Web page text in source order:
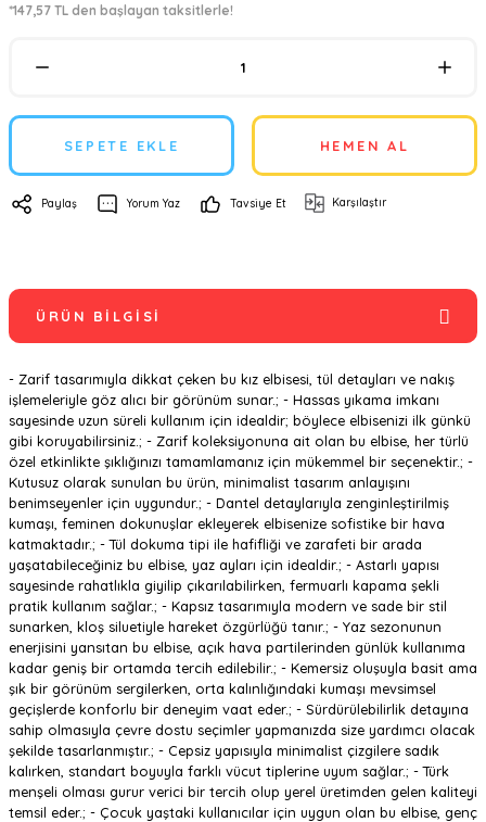
*147,57 TL den başlayan taksitlerle!
SEPETE EKLE HEMEN AL
Paylaş Yorum Yaz Tavsiye Et Karşılaştır
ÜRÜN BILGISI
- Zarif tasarımıyla dikkat çeken bu kız elbisesi, tül detayları ve nakış
işlemeleriyle göz alıcı bir görünüm sunar.; - Hassas yıkama imkanı
sayesinde uzun süreli kullanım için idealdir; böylece elbisenizi ilk günkü
gibi koruyabilirsiniz.; - Zarif koleksiyonuna ait olan bu elbise, her türlü
özel etkinlikte şıklığınızı tamamlamanız için mükemmel bir seçenektir.; -
Kutusuz olarak sunulan bu ürün, minimalist tasarım anlayışını
benimseyenler için uygundur.; - Dantel detaylarıyla zenginleştirilmiş
kumaşı, feminen dokunuşlar ekleyerek elbisenize sofistike bir hava
katmaktadır.; - Tül dokuma tipi ile hafifliği ve zarafeti bir arada
yaşatabileceğiniz bu elbise, yaz ayları için idealdir.; - Astarlı yapısı
sayesinde rahatlıkla giyilip çıkarılabilirken, fermuarlı kapama şekli
pratik kullanım sağlar.; - Kapsız tasarımıyla modern ve sade bir stil
sunarken, kloş siluetiyle hareket özgürlüğü tanır.; - Yaz sezonunun
enerjisini yansıtan bu elbise, açık hava partilerinden günlük kullanıma
kadar geniş bir ortamda tercih edilebilir.; - Kemersiz oluşuyla basit ama
şık bir görünüm sergilerken, orta kalınlığındaki kumaşı mevsimsel
geçişlerde konforlu bir deneyim vaat eder.; - Sürdürülebilirlik detayına
sahip olmasıyla çevre dostu seçimler yapmanızda size yardımcı olacak
şekilde tasarlanmıştır.; - Cepsiz yapısıyla minimalist çizgilere sadık
kalırken, standart boyuyla farklı vücut tiplerine uyum sağlar.; - Türk
menşeli olması gurur verici bir tercih olup yerel üretimden gelen kaliteyi
temsil eder.; - Çocuk yaştaki kullanıcılar için uygun olan bu elbise, genç